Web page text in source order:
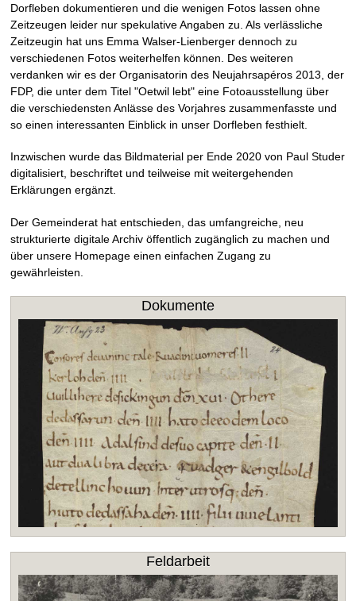
Dorfleben dokumentieren und die wenigen Fotos lassen ohne
Zeitzeugen leider nur spekulative Angaben zu. Als verlässliche
Zeitzeugin hat uns Emma Walser-Lienberger dennoch zu
verschiedenen Fotos weiterhelfen können. Des weiteren
verdanken wir es der Organisatorin des Neujahrsapéros 2013, der
FDP, die unter dem Titel "Oetwil lebt" eine Fotoausstellung über
die verschiedensten Anlässe des Vorjahres zusammenfasste und
so einen interessanten Einblick in unser Dorfleben festhielt.
Inzwischen wurde das Bildmaterial per Ende 2020 von Paul Studer
digitalisiert, beschriftet und teilweise mit weitergehenden
Erklärungen ergänzt.
Der Gemeinderat hat entschieden, das umfangreiche, neu
strukturierte digitale Archiv öffentlich zugänglich zu machen und
über unsere Homepage einen einfachen Zugang zu
gewährleisten.
Dokumente
Feldarbeit